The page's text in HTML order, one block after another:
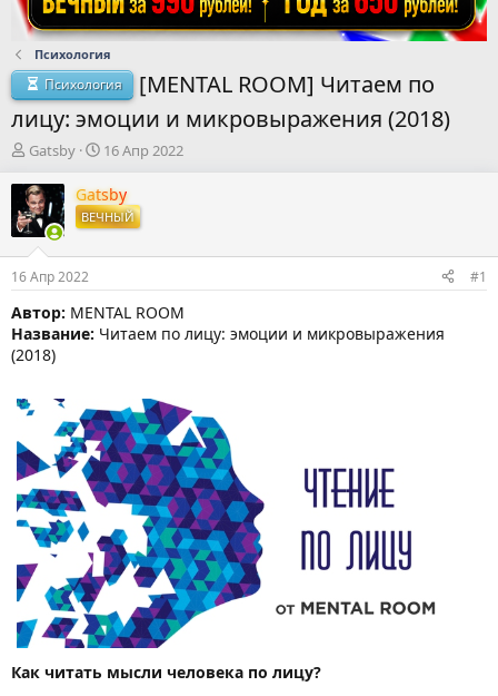
Психология
Психология
[MENTAL ROOM] Читаем по
лицу: эмоции и микровыражения (2018)
А
т
о
р
т
е
м
ы
Gatsby
Д
т
а
н
а
л
а
16 Апр 2022
Gatsby
ВЕЧНЫЙ
16 Апр 2022 #1
Автор: MENTAL ROOM
Название: Читаем по лицу: эмоции и микровыражения
(2018)
Как читать мысли человека по лицу?